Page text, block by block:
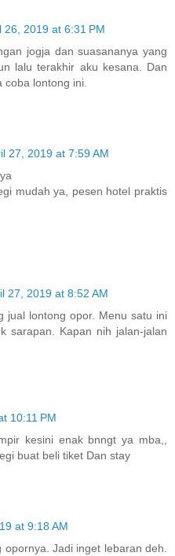
26, 2019 at 6:31 PM
jogja dan suasananya yang
lalu terakhir aku kesana. Dan
coba lontong ini.
27, 2019 at 7:59 AM
mudah ya, pesen hotel praktis
27, 2019 at 8:52 AM
jual lontong opor. Menu satu ini
sarapan. Kapan nih jalan-jalan
10:11 PM
kesini enak bnngt ya mba,,
buat beli tiket Dan stay
at 9:18 AM
opornya. Jadi inget lebaran deh.